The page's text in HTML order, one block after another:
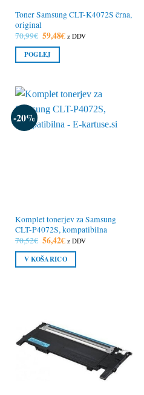
Toner Samsung CLT-K4072S črna,
original
70,99€ Izvirna
cena
je
bila:
70,99€.
59,48€Trenutna
cena
z DDV
POGLEJ
-20%
Komplet tonerjev za Samsung
CLT-P4072S, kompatibilna
70,52€ Izvirna
cena
je
bila:
70,52€.
56,42€Trenutna
cena
je:
56,42€.
z DDV
V KOŠARICO